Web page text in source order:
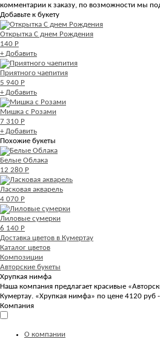
комментарии к заказу, по возможности мы
Добавьте к букету
Открытка С днем Рождения
140 Р
+ Добавить
Приятного чаепития
5 940 Р
+ Добавить
Мишка с Розами
7 310 Р
+ Добавить
Похожие букеты
Белые Облака
12 280 Р
Ласковая акварель
4 070 Р
Лиловые сумерки
6 140 Р
Доставка цветов в Кумертау
Каталог цветов
Композиции
Авторские букеты
Хрупкая нимфа
Наша компания предлагает красивые
Кумертау. «Хрупкая нимфа» по цене 4120 руб
Компания
О компании